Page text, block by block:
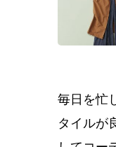
毎日を忙
タイルが